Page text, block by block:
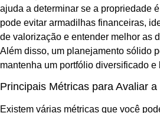
ajuda a determinar se a propriedade
pode evitar armadilhas financeiras,
de valorização e entender melhor as
Além disso, um planejamento sólido
mantenha um portfólio diversificado e
Principais Métricas para Avaliar
Existem várias métricas que você